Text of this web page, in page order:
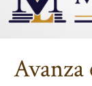
Avanza